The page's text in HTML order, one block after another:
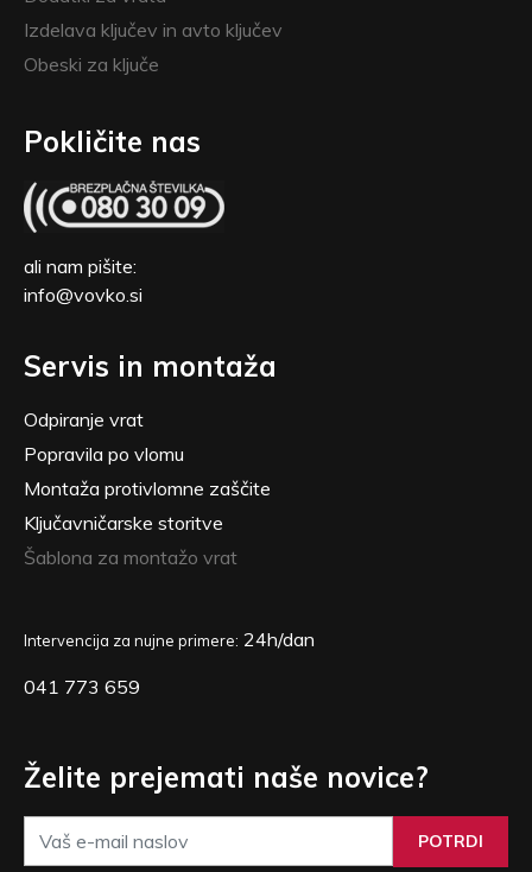
Izdelava ključev in avto ključev
Obeski za ključe
Pokličite nas
ali nam pišite:
info@vovko.si
Servis in montaža
Odpiranje vrat
Popravila po vlomu
Montaža protivlomne zaščite
Ključavničarske storitve
Šablona za montažo vrat
Intervencija za nujne primere: 24h/dan
041 773 659
Želite prejemati naše novice?
POTRDI